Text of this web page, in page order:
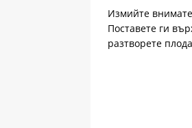
Измийте
Поставете ги
разтворете